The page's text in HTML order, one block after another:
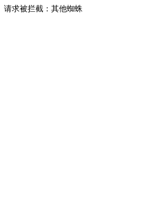
请求被拦截：其他蜘蛛